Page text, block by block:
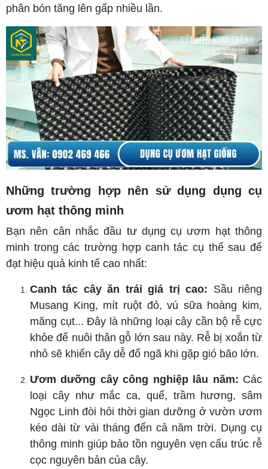
phân bón tăng lên gấp nhiều lần.
Những trường hợp nên sử dụng dụng cụ
ươm hạt thông minh
Bạn nên cân nhắc đầu tư dụng cụ ươm hạt thông
minh trong các trường hợp canh tác cụ thể sau để
đạt hiệu quả kinh tế cao nhất:
Canh tác cây ăn trái giá trị cao: Sầu riêng
Musang King, mít ruột đỏ, vú sữa hoàng kim,
măng cụt... Đây là những loại cây cần bộ rễ cực
khỏe để nuôi thân gỗ lớn sau này. Rễ bị xoắn từ
nhỏ sẽ khiến cây dễ đổ ngã khi gặp gió bão lớn.
Ươm dưỡng cây công nghiệp lâu năm: Các
loại cây như mắc ca, quế, trầm hương, sâm
Ngọc Linh đòi hỏi thời gian dưỡng ở vườn ươm
kéo dài từ vài tháng đến cả năm trời. Dụng cụ
thông minh giúp bảo tồn nguyên vẹn cấu trúc rễ
cọc nguyên bản của cây.